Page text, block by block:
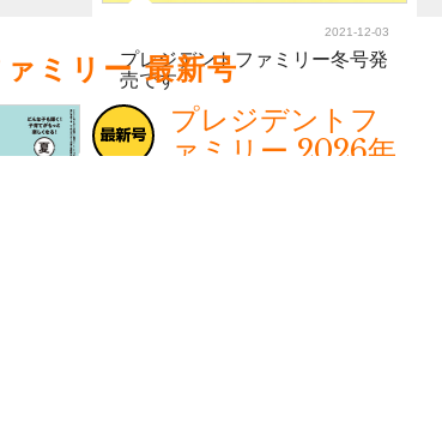
2021-12-03
プレジデントファミリー冬号発
売です
ミリー 最新号
プレジデントフ
ァミリー 2026年